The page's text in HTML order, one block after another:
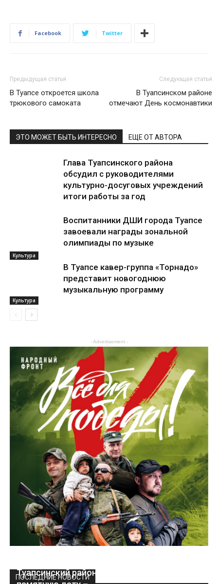
Facebook Twitter
Предыдущая статья
В Туапсе откроется школа
трюкового самоката
Следующая статья
В Туапсинском районе
отмечают День космонавтики
ЭТО МОЖЕТ БЫТЬ ИНТЕРЕСНО ЕЩЕ ОТ АВТОРА
Культура
Глава Туапсинского района
обсудил с руководителями
культурно-досуговых учреждений
итоги работы за год
Культура
Воспитанники ДШИ города Туапсе
завоевали награды зональной
олимпиады по музыке
В Туапсе кавер-группа «Торнадо»
представит новогоднюю
музыкальную программу
- Advertisement -
ПОСЛЕДНИЕ НОВОСТИ
Туапсинский район отметил сегодня